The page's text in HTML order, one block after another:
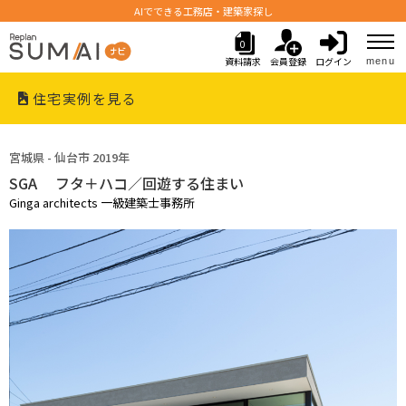
AIでできる工務店・建築家探し
0
資料請求
会員登録 ログイン menu
住宅実例を見る
宮城県 - 仙台市 2019年
SGA フタ＋ハコ／回遊する住まい
Ginga architects 一級建築士事務所